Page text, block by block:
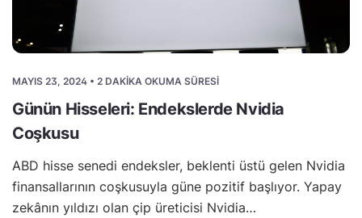
MAYIS 23, 2024 • 2 DAKIKA OKUMA SÜRESI
Günün Hisseleri: Endekslerde Nvidia
Coşkusu
ABD hisse senedi endeksler, beklenti üstü gelen Nvidia
finansallarının coşkusuyla güne pozitif başlıyor. Yapay
zekânın yıldızı olan çip üreticisi Nvidia…